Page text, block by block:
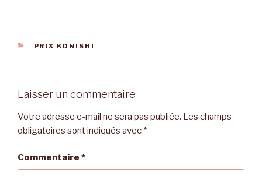
CATÉGORIES
PRIX KONISHI
Laisser un commentaire
Votre adresse e-mail ne sera pas publiée. Les champs
obligatoires sont indiqués avec *
Commentaire *